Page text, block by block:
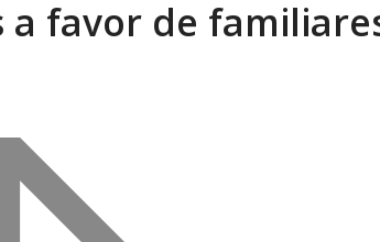
promesas incumplidas... AGOSTO 6, 2026
a favor de